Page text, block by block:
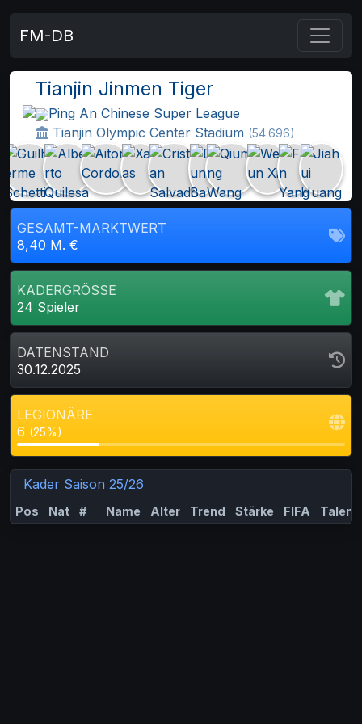
FM-DB
Tianjin Jinmen Tiger
Ping An Chinese Super League
Tianjin Olympic Center Stadium (54.696)
GESAMT-MARKTWERT
8,40 M. €
KADERGRÖSSE
24 Spieler
DATENSTAND
30.12.2025
LEGIONÄRE
6 (25%)
Kader Saison 25/26
Pos Nat # Name Alter Trend Stärke FIFA Talent